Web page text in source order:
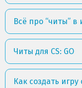
Всё про “читы” в
Читы для CS: GO
Как создать игру